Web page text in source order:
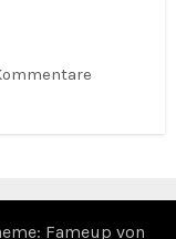
Fameup von